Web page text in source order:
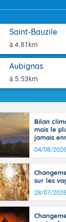
Saint-Bauzile
à 4.81km
Aubignas
à 5.53km
l'après-
30 à 35
Bilan
mois le
jamais
04/08/2026
sur les
28/07/2026